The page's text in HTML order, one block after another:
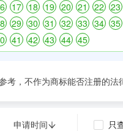
17 18 19 20 21 22 23
29 30 31 32 33 34 35
41 42 43 44 45
考，不作为商标能否注册的法
申请时间 只